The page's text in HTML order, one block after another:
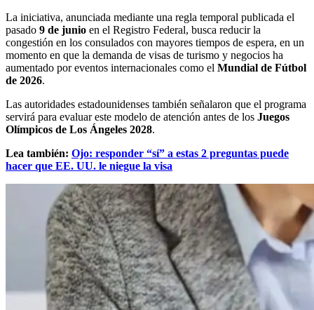
La iniciativa, anunciada mediante una regla temporal publicada el
pasado 9 de junio en el Registro Federal, busca reducir la
congestión en los consulados con mayores tiempos de espera, en un
momento en que la demanda de visas de turismo y negocios ha
aumentado por eventos internacionales como el Mundial de Fútbol
de 2026.
Las autoridades estadounidenses también señalaron que el programa
servirá para evaluar este modelo de atención antes de los Juegos
Olímpicos de Los Ángeles 2028.
Lea también: Ojo: responder “sí” a estas 2 preguntas puede
hacer que EE. UU. le niegue la visa